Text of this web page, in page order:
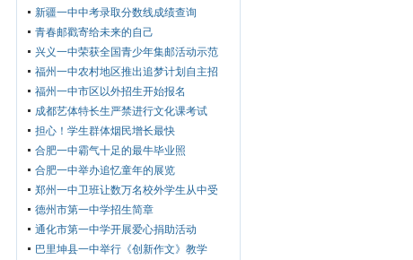
新疆一中中考录取分数线成绩查询
青春邮戳寄给未来的自己
兴义一中荣获全国青少年集邮活动示范
福州一中农村地区推出追梦计划自主招
福州一中市区以外招生开始报名
成都艺体特长生严禁进行文化课考试
担心！学生群体烟民增长最快
合肥一中霸气十足的最牛毕业照
合肥一中举办追忆童年的展览
郑州一中卫班让数万名校外学生从中受
德州市第一中学招生简章
通化市第一中学开展爱心捐助活动
巴里坤县一中举行《创新作文》教学